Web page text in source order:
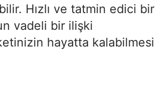
Hızlı ve tatmin edici bir
vadeli bir ilişki
hayatta kalabilmesi